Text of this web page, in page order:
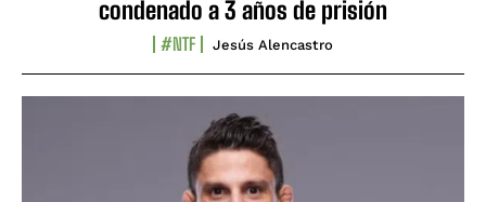
condenado a 3 años de prisión
#NTF Jesús Alencastro